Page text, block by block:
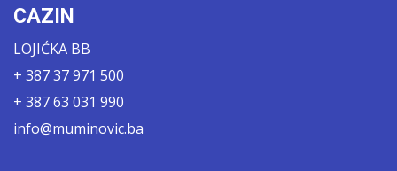
CAZIN
LOJIĆKA BB
+ 387 37 971 500
+ 387 63 031 990
info@muminovic.ba